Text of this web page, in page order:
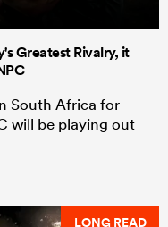
Greatest Rivalry, it
South Africa for
will be playing out
LONG READ